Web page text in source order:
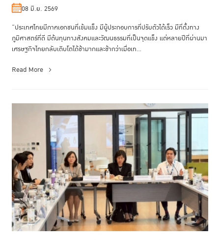
08 มิ.ย. 2569
“ประเทศไทยมีภาคเอกชนที่เข้มแข็ง มีผู้ประกอบการที่ปรับตัวได้เร็ว มีที่ตั้งทาง
ภูมิศาสตร์ที่ดี มีต้นทุนทางสังคมและวัฒนธรรมที่เป็นจุดแข็ง แต่หลายปีที่ผ่านมา
เศรษฐกิจไทยกลับเติบโตได้ช้ามากและช้ากว่าเมื่อเท...
Read More